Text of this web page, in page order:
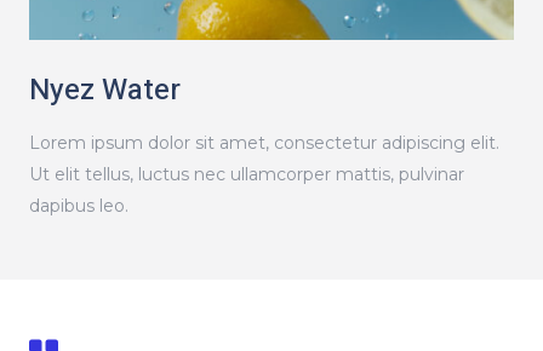
Nyez Water
Lorem ipsum dolor sit amet, consectetur adipiscing elit.
Ut elit tellus, luctus nec ullamcorper mattis, pulvinar
dapibus leo.